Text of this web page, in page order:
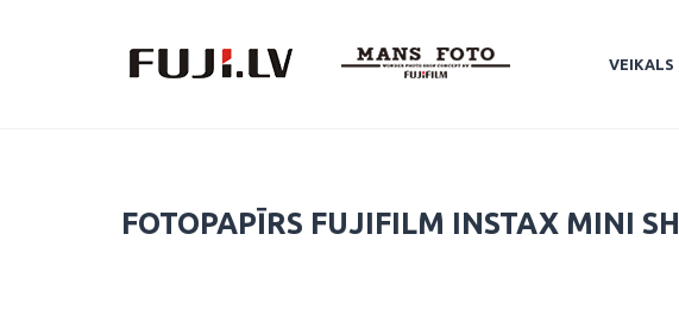
VEIKALS
FOTOPAPĪRS FUJIFILM INSTAX MINI